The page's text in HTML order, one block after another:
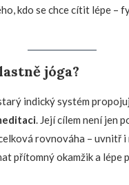
kdo se chce cítit lépe –
jóga?
indický systém
. Její cílem není jen
rovnováha – uvnitř i
přítomný okamžik a lépe